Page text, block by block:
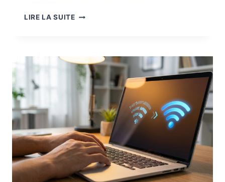
LIRE LA SUITEMEILLEURS
SON
PC
EN
2026